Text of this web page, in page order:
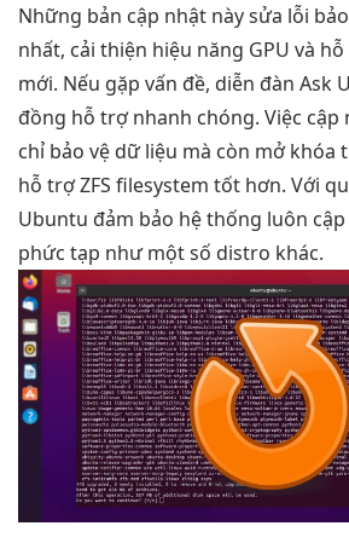
Những bản cập nhật này sửa lỗi
nhất, cải thiện hiệu năng GPU và
mới. Nếu gặp vấn đề, diễn đàn Ask
đồng hỗ trợ nhanh chóng. Việc
chỉ bảo vệ dữ liệu mà còn mở khóa
hỗ trợ ZFS filesystem tốt hơn. Với
Ubuntu đảm bảo hệ thống luôn
phức tạp như một số distro khác.